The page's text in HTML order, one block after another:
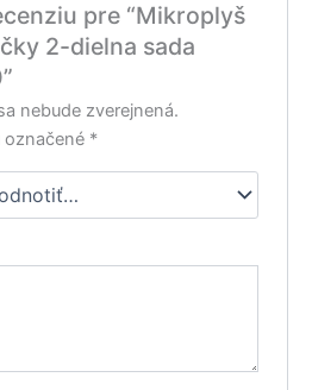
pre “Mikroplyš
2-dielna sada
nebude zverejnená.
označené *